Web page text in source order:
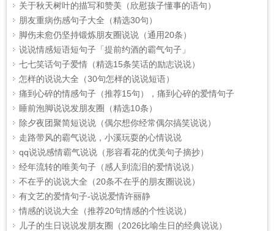
关于秋天树叶的描写和赞美（欣慰孩子懂事的语句）
朋友重病伤感句子大全（精选30句）
脚伤未愈仍坚持锻炼朋友圈说说（通用20条）
说说情感短语短句子「提前约酒的霸气句子」
七七笑话句子爱情（精选15条笑话的励志说说）
怎样的说说大全（30句怎样的说说短语）
痛到心碎的情感句子（推荐15句），痛到心碎的爱情句子
睡前泡脚说说发朋友圈（精选10条）
除夕夜团聚简短说说（偶尔想你经常偶尔搞笑说说）
走路带风的霸气说说，小溪玩耍的心情说说
qq说说感情霸气说说（形容看花的优美句子摘抄）
经年流转的唯美句子（感人到流泪的爱情说说）
不在乎的说说大全（20条不在乎的朋友圈说说）
有文艺的爱情句子-说说爱情许丽静
情感的说说大全（推荐20句情感的个性说说）
儿子的生日说说发朋友圈（2026比喻生日的经典说说）